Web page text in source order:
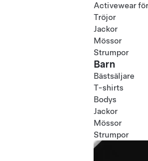
Activewear
Tröjor
Jackor
Mössor
Strumpor
Barn
Bästsäljare
T-shirts
Bodys
Jackor
Mössor
Strumpor